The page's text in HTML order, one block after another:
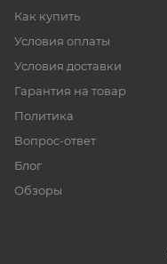
Как купить
Условия оплаты
Условия доставки
Гарантия на товар
Политика
Вопрос-ответ
Блог
Обзоры